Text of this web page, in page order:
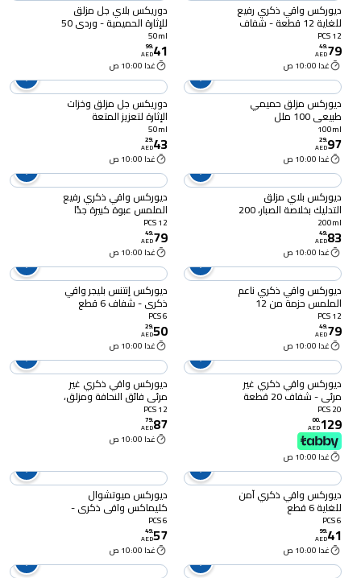
ديوركس واقي ذكري رفيع
للغاية 12 قطعة - شفاف
12 PCS
79
.
49
AED
غدا 10:00 ص
دوريكس بلاي جل مزلق
للإثارة الحميمية - وردي 50
ملل
50ml
41
.
99
AED
غدا 10:00 ص
ديوركس مزلق حميمي
طبيعي 100 ملل
100ml
97
.
29
AED
غدا 10:00 ص
دوريكس جل مزلق وخزات
الإثارة لتعزيز المتعة
الحميمية - أزرق 50 ملل
50ml
43
.
29
AED
غدا 10:00 ص
ديوركس بلاي مزلق
التدليك بخلاصة الصبار، 200
ملل
200ml
83
.
49
AED
غدا 10:00 ص
ديوركس واقي ذكري رفيع
الملمس عبوة كبيرة جدًا
حزمة من 12
12 PCS
79
.
49
AED
غدا 10:00 ص
ديوركس واقي ذكري ناعم
الملمس حزمة من 12
12 PCS
79
.
49
AED
غدا 10:00 ص
ديوركس إنتنس بليجر واقي
ذكري - شفاف 6 قطع
6 PCS
50
.
29
AED
غدا 10:00 ص
ديوركس واقي ذكري غير
مرئي - شفاف 20 قطعة
20 PCS
129
.
00
AED
غدا 10:00 ص
ديوركس واقي ذكري غير
مرئي فائق النحافة ومزلق،
عبوة من 12 قطعة
12 PCS
87
.
79
AED
غدا 10:00 ص
ديوركس واقي ذكري آمن
للغاية 6 قطع
6 PCS
41
.
99
AED
غدا 10:00 ص
ديوركس ميوتشوال
كليماكس واقي ذكري -
شفاف 6 قطع
6 PCS
57
.
49
AED
غدا 10:00 ص